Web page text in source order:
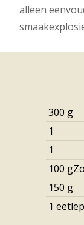
alleen
300 g
1
1
100 g
150 g
1